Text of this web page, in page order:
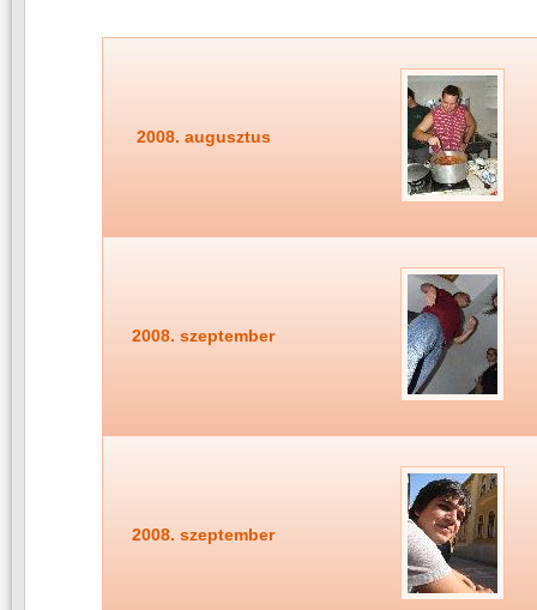
2008. augusztus
2008. szeptember
2008. szeptember